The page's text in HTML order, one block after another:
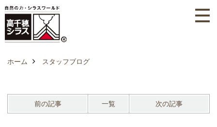
ホーム スタッフブログ
前の記事 一覧 次の記事